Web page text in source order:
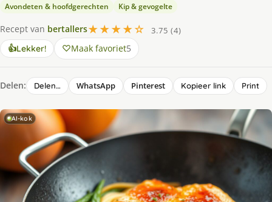
Avondeten & hoofdgerechten Kip & gevogelte
Recept van bertallers★★★★☆
3.75 (4)
👍Lekker! Maak favoriet5
Delen: Delen… WhatsApp Pinterest Kopieer link Print
AI-kok